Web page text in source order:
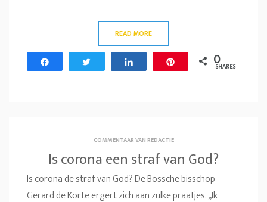
READ MORE
0
SHARES
COMMENTAAR VAN REDACTIE
Is corona een straf van God?
Is corona de straf van God? De Bossche bisschop
Gerard de Korte ergert zich aan zulke praatjes. ,,Ik